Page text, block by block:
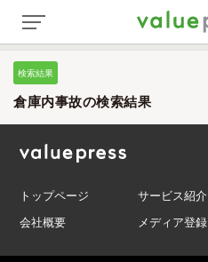
検索結果
倉庫内事故の検索結果
トップページ サービス紹介
会社概要
メディア登録